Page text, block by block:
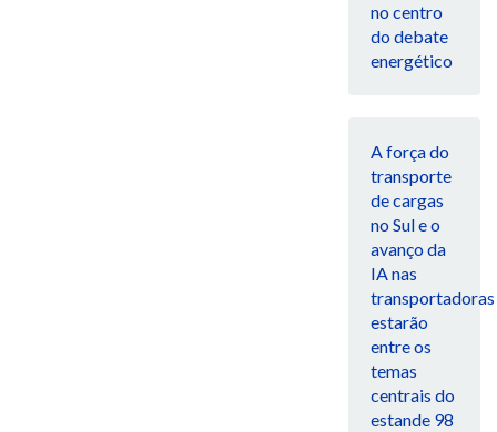
no centro
do debate
energético
A força do
transporte
de cargas
no Sul e o
avanço da
IA nas
transportadoras
estarão
entre os
temas
centrais do
estande 98